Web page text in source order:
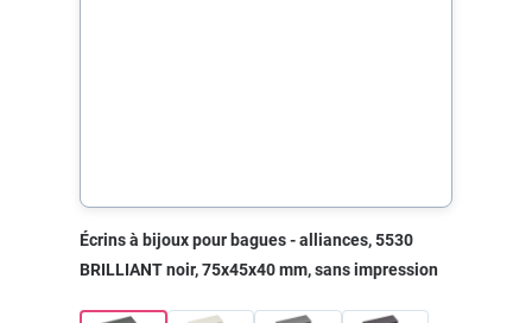
Écrins à bijoux pour bagues - alliances, 5530
BRILLIANT noir, 75x45x40 mm, sans impression